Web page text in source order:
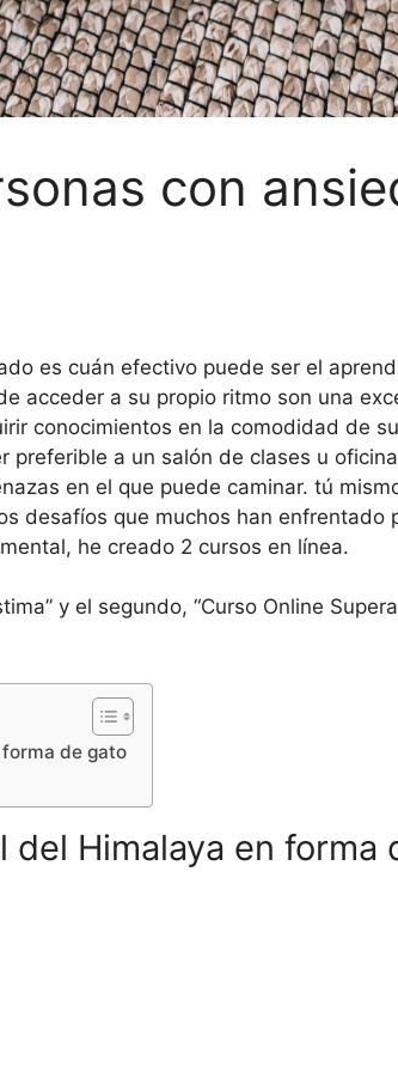
con
es cuán efectivo puede ser el
acceder a su propio ritmo son una
conocimientos en la comodidad de
preferible a un salón de clases u
en el que puede caminar. tú
desafíos que muchos han enfrentado
he creado 2 cursos en línea.
y el segundo, “Curso Online
de gato
Himalaya en forma